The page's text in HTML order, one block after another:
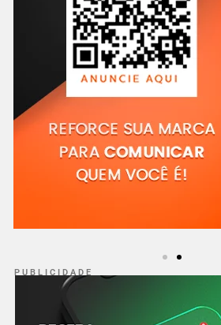
P U B L I C I D A D E